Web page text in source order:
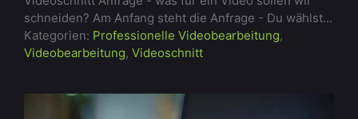
schneiden? Am Anfang steht die Anfrage - Du wählst…
Kategorien: Professionelle Videobearbeitung,
Videobearbeitung, Videoschnitt